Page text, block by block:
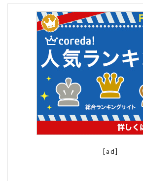
[ad]
検索流入 検索結果 楽天
楽天 seo アルゴリズム
楽天 seo対策 2021 楽天
楽天 コンサル 楽天 ショッ
楽天 検索 上位 楽天 検索ボ
楽天SEO
楽天seo アルゴリズム 2020
楽天seo アルゴリズム 2021
楽天SEO 対